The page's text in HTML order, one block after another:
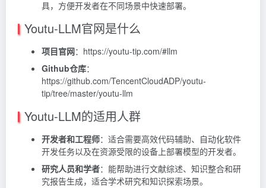
具，方便开发者在不同场景中快速部署。
Youtu-LLM官网是什么
项目官网：https://youtu-tip.com/#llm
Github仓库：
https://github.com/TencentCloudADP/youtu-
tip/tree/master/youtu-llm
Youtu-LLM的适用人群
开发者和工程师：适合需要高效代码辅助、自动化软件
开发任务以及在资源受限的设备上部署模型的开发者。
研究人员和学者：能帮助进行文献综述、知识整合和研
究报告生成，适合学术研究和知识探索场景。